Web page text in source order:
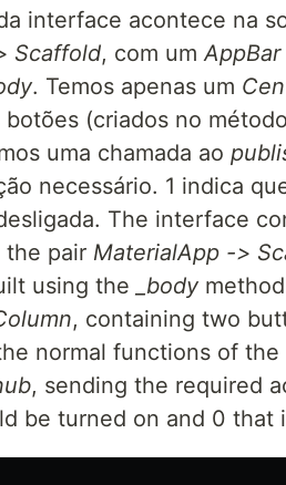
interface acontece na
Scaffold, com umAppBar
. Temos apenas um
(criados no método
uma chamada ao
necessário. 1 indica
The interface
the pair MaterialApp ->
using the
_body
, containing two
normal functions of
, sending the required
be turned on and 0 that